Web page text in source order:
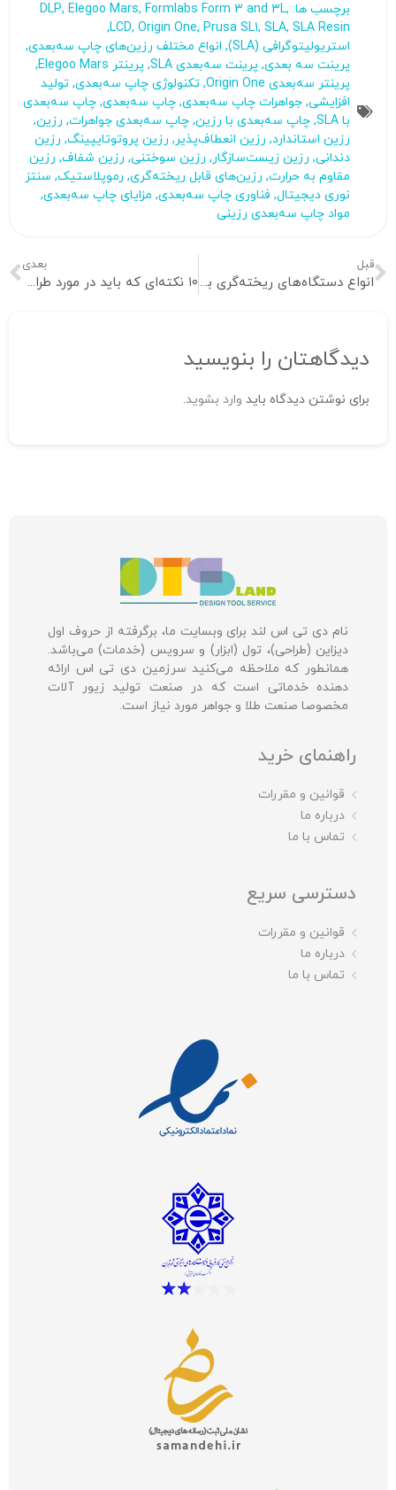
برچسب ها:
DLP, Elegoo Mars, Formlabs Form 3 and 3L,
LCD, Origin One, Prusa SL1, SLA, SLA Resin
,
استریولیتوگرافی (SLA)
, انواع مختلف رزین‌های چاپ سه‌بعدی,
پرینت سه بعدی, پرینت سه‌بعدی SLA , پرینتر Elegoo Mars
,
پرینتر سه‌بعدی Origin One
, تکنولوژی چاپ سه‌بعدی, تولید
افزایشی, جواهرات چاپ سه‌بعدی, چاپ سه‌بعدی, چاپ سه‌بعدی
با SLA
, چاپ سه‌بعدی با رزین, چاپ سه‌بعدی جواهرات, رزین,
رزین‌ استاندارد, رزین‌ انعطاف‌پذیر, رزین پروتوتایپینگ, رزین‌
دندانی, رزین‌ زیست‌سازگار, رزین‌ سوختنی, رزین‌ شفاف, رزین‌
مقاوم به حرارت, رزین‌های قابل ریخته‌گری, رموپلاستیک‌, سنتز
نوری دیجیتال, فناوری چاپ سه‌بعدی, مزایای چاپ سه‌بعدی,
مواد چاپ سه‌بعدی رزینی
قبل
انواع دستگاه‌های ریخته‌گری برای ساخت جواهرات
بعدی
۱۰ نکته‌ای که باید در مورد طراحی سه‌بعدی جواهرات بدانید
دیدگاهتان را بنویسید
برای نوشتن دیدگاه باید وارد بشوید.
نام دی تی اس لند برای وبسایت ما، برگرفته از حروف اول
دیزاین (طراحی)، تول (ابزار) و سرویس (خدمات) می‌باشد.
همانطور که ملاحظه می‌کنید سرزمین دی تی اس ارائه
دهنده خدماتی است که در صنعت تولید زیور آلات
مخصوصا صنعت طلا و جواهر مورد نیاز است.
راهنمای خرید
قوانین و مقررات
درباره ما
تماس با ما
دسترسی سریع
قوانین و مقررات
درباره ما
تماس با ما